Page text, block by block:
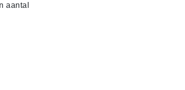
aantal